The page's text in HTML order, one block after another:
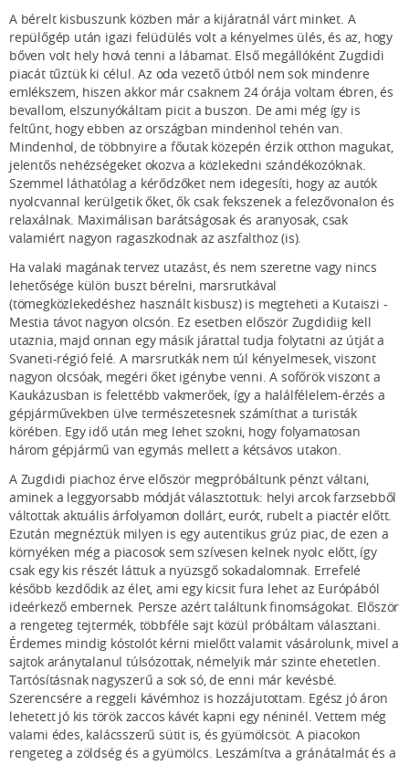
A bérelt kisbuszunk közben már a kijáratnál várt minket. A
repülőgép után igazi felüdülés volt a kényelmes ülés, és az, hogy
bőven volt hely hová tenni a lábamat. Első megállóként Zugdidi
piacát tűztük ki célul. Az oda vezető útból nem sok mindenre
emlékszem, hiszen akkor már csaknem 24 órája voltam ébren, és
bevallom, elszunyókáltam picit a buszon. De ami még így is
feltűnt, hogy ebben az országban mindenhol tehén van.
Mindenhol, de többnyire a főutak közepén érzik otthon magukat,
jelentős nehézségeket okozva a közlekedni szándékozóknak.
Szemmel láthatólag a kérődzőket nem idegesíti, hogy az autók
nyolcvannal kerülgetik őket, ők csak fekszenek a felezővonalon és
relaxálnak. Maximálisan barátságosak és aranyosak, csak
valamiért nagyon ragaszkodnak az aszfalthoz (is).
Ha valaki magának tervez utazást, és nem szeretne vagy nincs
lehetősége külön buszt bérelni, marsrutkával
(tömegközlekedéshez használt kisbusz) is megteheti a Kutaiszi -
Mestia távot nagyon olcsón. Ez esetben először Zugdidiig kell
utaznia, majd onnan egy másik járattal tudja folytatni az útját a
Svaneti-régió felé. A marsrutkák nem túl kényelmesek, viszont
nagyon olcsóak, megéri őket igénybe venni. A sofőrök viszont a
Kaukázusban is felettébb vakmerőek, így a halálfélelem-érzés a
gépjárművekben ülve természetesnek számíthat a turisták
körében. Egy idő után meg lehet szokni, hogy folyamatosan
három gépjármű van egymás mellett a kétsávos utakon.
A Zugdidi piachoz érve először megpróbáltunk pénzt váltani,
aminek a leggyorsabb módját választottuk: helyi arcok farzsebből
váltottak aktuális árfolyamon dollárt, eurót, rubelt a piactér előtt.
Ezután megnéztük milyen is egy autentikus grúz piac, de ezen a
környéken még a piacosok sem szívesen kelnek nyolc előtt, így
csak egy kis részét láttuk a nyüzsgő sokadalomnak. Errefelé
később kezdődik az élet, ami egy kicsit fura lehet az Európából
ideérkező embernek. Persze azért találtunk finomságokat. Először
a rengeteg tejtermék, többféle sajt közül próbáltam választani.
Érdemes mindig kóstolót kérni mielőtt valamit vásárolunk, mivel a
sajtok aránytalanul túlsózottak, némelyik már szinte ehetetlen.
Tartósításnak nagyszerű a sok só, de enni már kevésbé.
Szerencsére a reggeli kávémhoz is hozzájutottam. Egész jó áron
lehetett jó kis török zaccos kávét kapni egy néninél. Vettem még
valami édes, kalácsszerű sütit is, és gyümölcsöt. A piacokon
rengeteg a zöldség és a gyümölcs. Leszámítva a gránátalmát és a